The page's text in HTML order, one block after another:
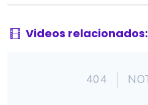
Videos relacionados: